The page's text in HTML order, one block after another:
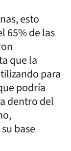
esto
65% de las
que la
para
podría
dentro del
base